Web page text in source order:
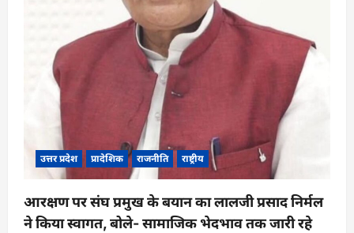
उत्तर प्रदेश प्रादेशिक राजनीति राष्ट्रीय
आरक्षण पर संघ प्रमुख के बयान का लालजी प्रसाद निर्मल
ने किया स्वागत, बोले- सामाजिक भेदभाव तक जारी रहे